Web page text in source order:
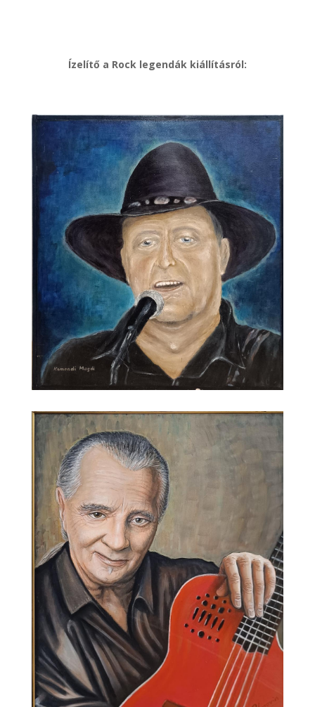
Ízelítő a Rock legendák kiállításról: